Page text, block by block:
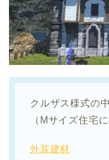
クルザス様式の
（Mサイズ住宅
外装建材